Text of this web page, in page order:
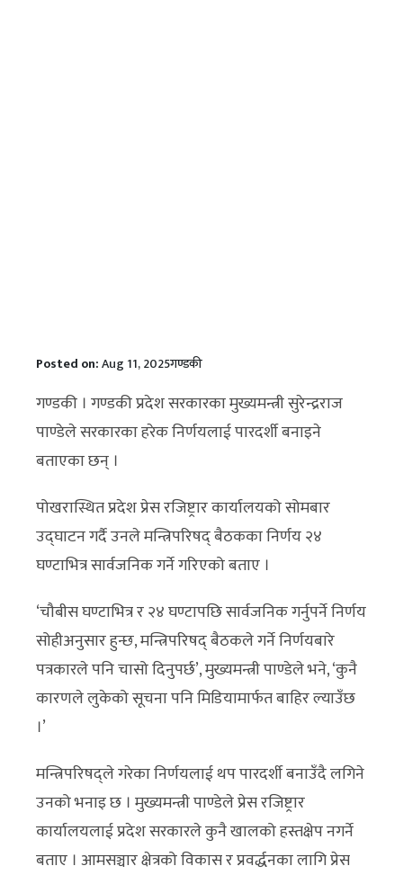
Posted on:Aug 11, 2025गण्डकी
गण्डकी । गण्डकी प्रदेश सरकारका मुख्यमन्त्री सुरेन्द्रराज
पाण्डेले सरकारका हरेक निर्णयलाई पारदर्शी बनाइने
बताएका छन् ।
पोखरास्थित प्रदेश प्रेस रजिष्ट्रार कार्यालयको सोमबार
उद्घाटन गर्दै उनले मन्त्रिपरिषद् बैठकका निर्णय २४
घण्टाभित्र सार्वजनिक गर्ने गरिएको बताए ।
‘चौबीस घण्टाभित्र र २४ घण्टापछि सार्वजनिक गर्नुपर्ने निर्णय
सोहीअनुसार हुन्छ, मन्त्रिपरिषद् बैठकले गर्ने निर्णयबारे
पत्रकारले पनि चासो दिनुपर्छ’, मुख्यमन्त्री पाण्डेले भने, ‘कुनै
कारणले लुकेको सूचना पनि मिडियामार्फत बाहिर ल्याउँछ
।’
मन्त्रिपरिषद्ले गरेका निर्णयलाई थप पारदर्शी बनाउँदै लगिने
उनको भनाइ छ । मुख्यमन्त्री पाण्डेले प्रेस रजिष्ट्रार
कार्यालयलाई प्रदेश सरकारले कुनै खालको हस्तक्षेप नगर्ने
बताए । आमसञ्चार क्षेत्रको विकास र प्रवर्द्धनका लागि प्रेस